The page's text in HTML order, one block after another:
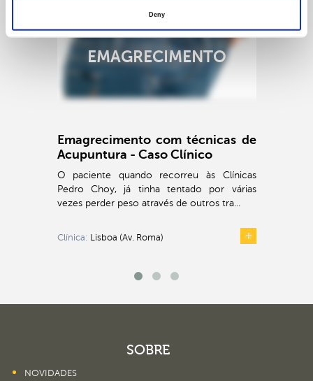
Deny
EMAGRECIMENTO
Emagrecimento com técnicas de
Acupuntura - Caso Clínico
O paciente quando recorreu às Clínicas
Pedro Choy, já tinha tentado por várias
vezes perder peso através de outros tra...
Clínica: Lisboa (Av. Roma)
SOBRE
NOVIDADES